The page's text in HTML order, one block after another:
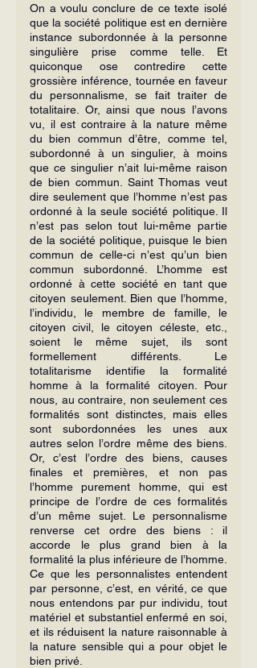
On a voulu conclure de ce texte isolé
que la société politique est en dernière
instance subordonnée à la personne
singulière prise comme telle. Et
quiconque ose contredire cette
grossière inférence, tournée en faveur
du personnalisme, se fait traiter de
totalitaire. Or, ainsi que nous l’avons
vu, il est contraire à la nature même
du bien commun d’être, comme tel,
subordonné à un singulier, à moins
que ce singulier n’ait lui-même raison
de bien commun. Saint Thomas veut
dire seulement que l’homme n’est pas
ordonné à la seule société politique. Il
n’est pas selon tout lui-même partie
de la société politique, puisque le bien
commun de celle-ci n’est qu’un bien
commun subordonné. L’homme est
ordonné à cette société en tant que
citoyen seulement. Bien que l’homme,
l’individu, le membre de famille, le
citoyen civil, le citoyen céleste, etc.,
soient le même sujet, ils sont
formellement différents. Le
totalitarisme identifie la formalité
homme à la formalité citoyen. Pour
nous, au contraire, non seulement ces
formalités sont distinctes, mais elles
sont subordonnées les unes aux
autres selon l’ordre même des biens.
Or, c’est l’ordre des biens, causes
finales et premières, et non pas
l’homme purement homme, qui est
principe de l’ordre de ces formalités
d’un même sujet. Le personnalisme
renverse cet ordre des biens : il
accorde le plus grand bien à la
formalité la plus inférieure de l’homme.
Ce que les personnalistes entendent
par personne, c’est, en vérité, ce que
nous entendons par pur individu, tout
matériel et substantiel enfermé en soi,
et ils réduisent la nature raisonnable à
la nature sensible qui a pour objet le
bien privé.